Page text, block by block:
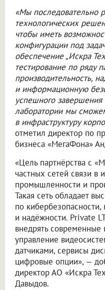
«Мы последовательно
технологических
чтобы иметь
конфигурации под
обеспечение „Искра
тестирование по ряду
производительность,
и информационную
успешного
лаборатории мы
в инфраструктуру
отметил директор по
бизнеса «МегаФона»
«Цель партнёрства с
частных сетей связи в
промышленности и
Такая сеть обладает
по
и надёжности. Private
внедрять
управление
датчиками, сервисы
цифровые опции», —
директор АО «Искра
Давыдов.